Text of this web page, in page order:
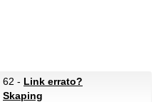
62 - Link errato?
Skaping